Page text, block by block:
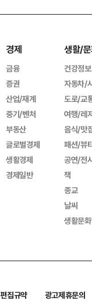
경제
금융
증권
산업/재계
중기/벤처
부동산
글로벌경제
생활경제
경제일반
생활/
건강정보
자동차/
도로/교
여행/레
음식/맛
패션/뷰
공연/전
책
종교
날씨
생활문
편집규약
광고제휴문의